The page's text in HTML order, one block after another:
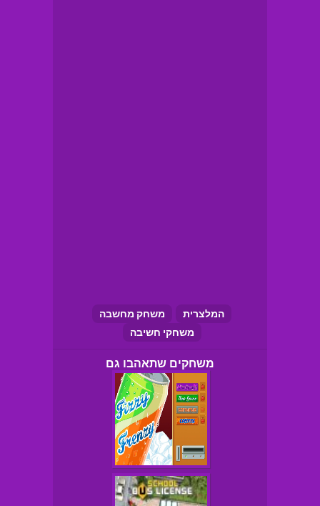
המלצרית
משחק מחשבה
משחקי חשיבה
משחקים שתאהבו גם